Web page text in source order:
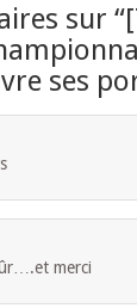
sur “
ses
merci